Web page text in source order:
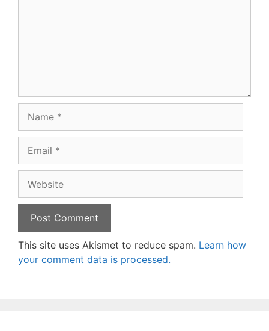
This site uses Akismet to reduce spam. Learn how
your comment data is processed.